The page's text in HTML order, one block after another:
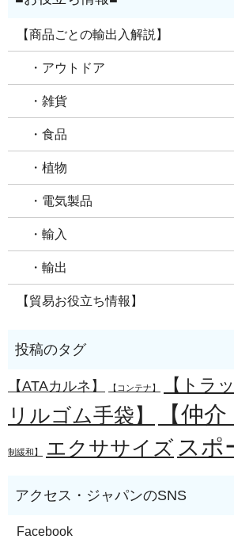
【商品ごとの輸出入解説】
・アウトドア
・雑貨
・食品
・植物
・電気製品
・輸入
・輸出
【貿易お役立ち情報】
【ATAカルネ】 【コンテナ】 【トラ
リルゴム手袋】
【仲
制緩和】 エクササイズ スポ
Facebook